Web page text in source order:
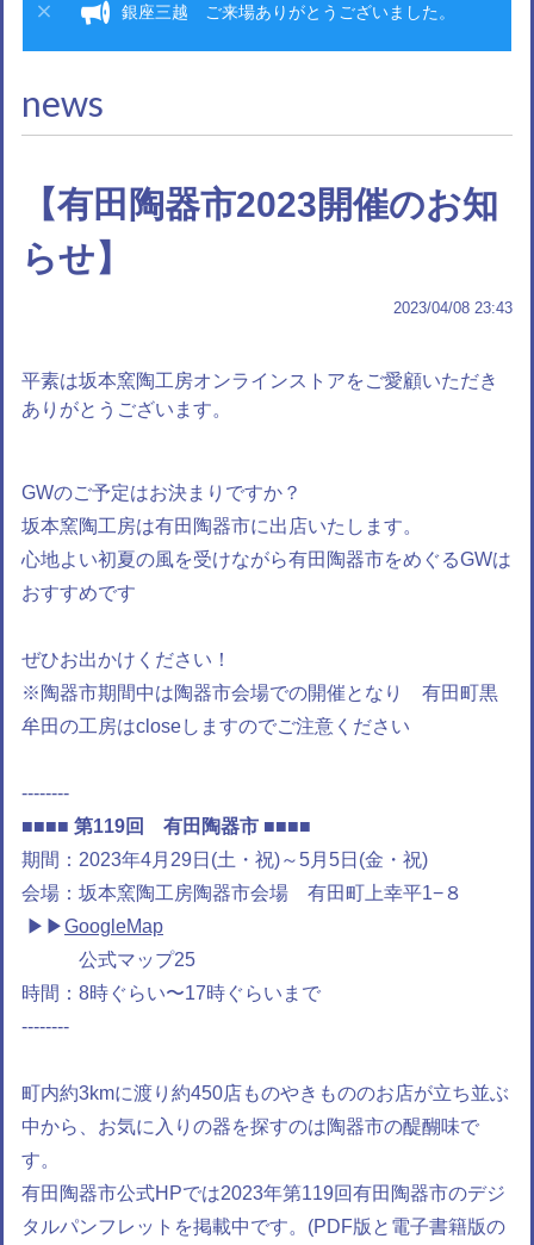
銀座三越 ご来場ありがとうございました。
news
【有田陶器市2023開催のお知
らせ】
2023/04/08 23:43
平素は坂本窯陶工房オンラインストアをご愛顧いただき
ありがとうございます。
GWのご予定はお決まりですか？
坂本窯陶工房は有田陶器市に出店いたします。
心地よい初夏の風を受けながら有田陶器市をめぐるGWは
おすすめです
ぜひお出かけください！
※陶器市期間中は陶器市会場での開催となり 有田町黒
牟田の工房はcloseしますのでご注意ください
--------
■■■■ 第119回 有田陶器市 ■■■■
期間：2023年4月29日(土・祝)～5月5日(金・祝)
会場：坂本窯陶工房陶器市会場 有田町上幸平1−８
▶︎▶︎GoogleMap
公式マップ25
時間：8時ぐらい〜17時ぐらいまで
--------
町内約3kmに渡り約450店ものやきもののお店が立ち並ぶ
中から、お気に入りの器を探すのは陶器市の醍醐味で
す。
有田陶器市公式HPでは2023年第119回有田陶器市のデジ
タルパンフレットを掲載中です。(PDF版と電子書籍版の